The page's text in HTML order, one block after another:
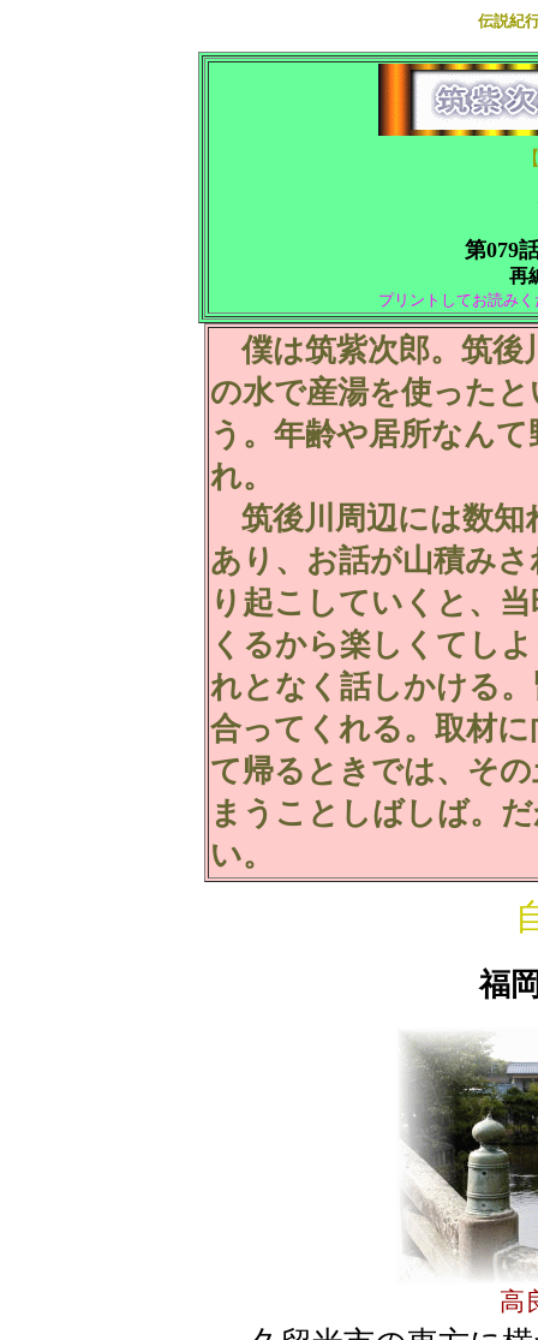
伝説紀
第079
再
プリントしてお読み
僕は筑紫次郎。筑後
の水で産湯を使った
う。年齢や居所なん
れ。
筑後川周辺には数知
あり、お話が山積み
り起こしていくと、
くるから楽しくてし
れとなく話しかける
合ってくれる。取材
て帰るときでは、そ
まうことしばしば。
い。
福
高